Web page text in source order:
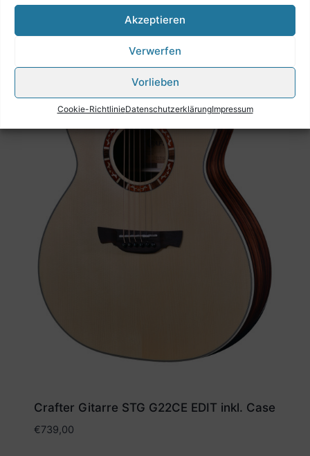
Akzeptieren
Verwerfen
Vorlieben
Cookie-RichtlinieDatenschutzerklärungImpressum
Crafter Gitarre STG G22CE EDIT inkl. Case
€739,00